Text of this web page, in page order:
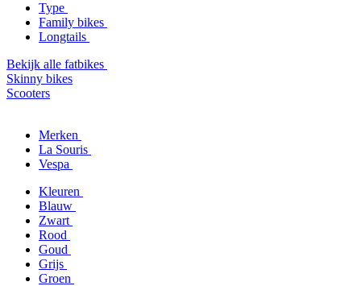
Type
Family bikes
Longtails
Bekijk alle fatbikes
Skinny bikes
Scooters
Merken
La Souris
Vespa
Kleuren
Blauw
Zwart
Rood
Goud
Grijs
Groen